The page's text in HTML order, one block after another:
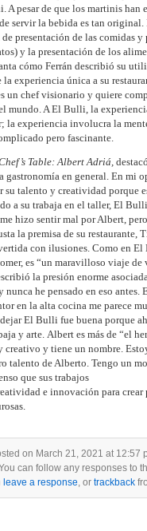
. A pesar de que los martinis han
de servir la bebida es tan original.
de presentación de las comidas
y la presentación de los
cómo Ferrán describió su
experiencia única a su
un chefvisionario y quiere
mundo. A ElBulli, la
la experiencia involucra la
pero fascinante.
Table: AlbertAdriá,
gastronomía en general. En mi
su talento y creatividad porque
a su trabaja en el taller, El Bulli
hizo sentir mal por Albert,
la premisa de su restaurante,
con ilusiones. Como en El
es “un maravilloso viaje de
lapresión enorme
nunca he pensado en eso antes.
en la alta cocina me parece
ElBulli fue buena porque
y arte. Albert es más de “el
creativo y tiene un nombre.
talento de Alberto. Tengo un
que sus trabajos
e innovación para crear
on March 21, 2021 at 12:57
can follow any responses to
leave a response, or trackback